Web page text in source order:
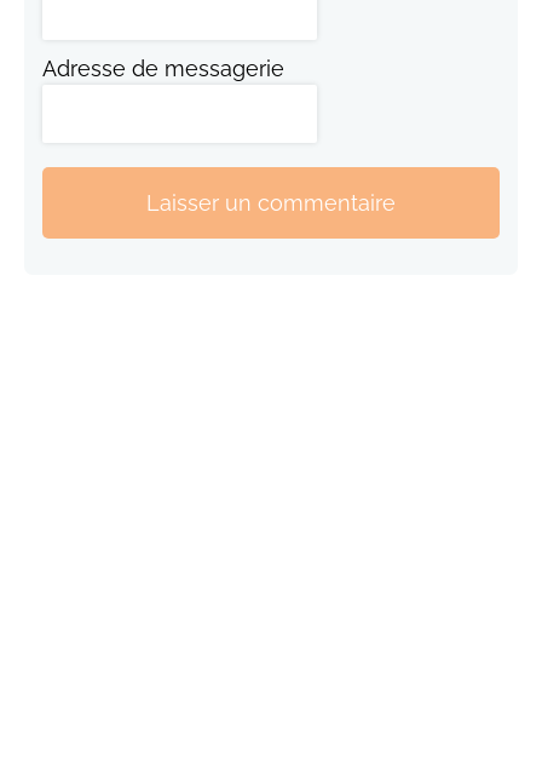
Adresse de messagerie
Laisser un commentaire